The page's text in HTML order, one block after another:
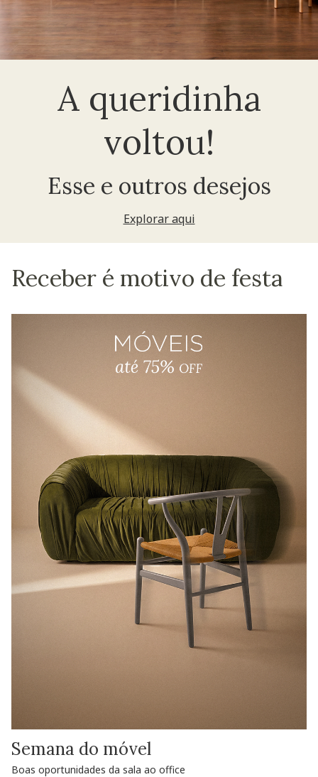
A queridinha
voltou!
Esse e outros desejos
Explorar aqui
Receber é motivo de festa
Semana do móvel
Boas oportunidades da sala ao office